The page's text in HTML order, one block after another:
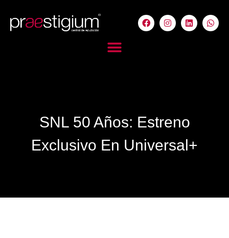
SNL 50 Años: Estreno
Exclusivo En Universal+